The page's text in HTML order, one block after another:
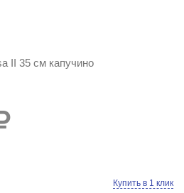
II 35 см капучино
Купить в 1 клик